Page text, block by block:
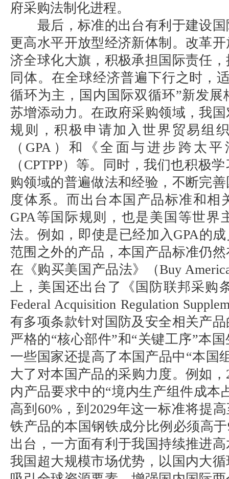
府采购法制化进程。
最后，标准的出台有利于建设国
更高水平开放型经济新体制。改革
济全球化大旗，积极承担国际责任
同体。在全球经济普遍下行之时，
循环为主，国内国际双循环”新发
苏增添动力。在政府采购领域，我
规则，积极申请加入世界贸易组
（GPA）和《全面与进步跨太
（CPTPP）等。同时，我们也积极
购领域的普遍做法和经验，不断完
度体系。而出台本国产品标准和相
GPA等国际规则，也是美国等世界
法。例如，即使是已经加入GPA的
范围之外的产品，本国产品标准仍
在《购买美国产品法》（Buy
上，美国还出台了《国防联邦采购
Federal Acquisition Regulation
有多项条款针对国防及安全相关产
严格的“核心部件”和“关键工序”本
一些国家还提高了本国产品中“本国
大了对本国产品的采购力度。例如
内产品要求中的“境内生产组件成本
高到60%，到2029年这一标准将提
铁产品的本国钢铁成分比例必须高
出台，一方面有利于我国持续推进
我国超大规模市场优势，以国内大